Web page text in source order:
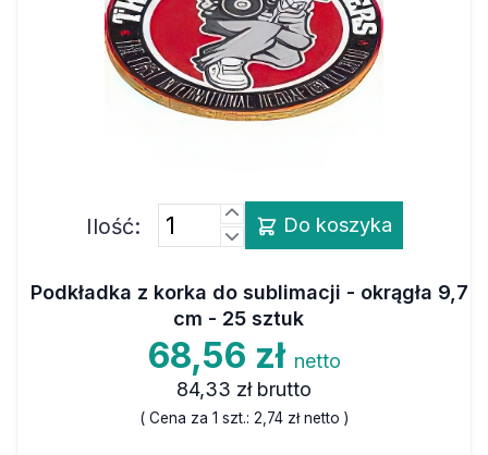
Ilość: Do koszyka
Podkładka z korka do sublimacji - okrągła 9,7
cm - 25 sztuk
68,56 zł netto
84,33 zł brutto
( Cena za 1 szt.: 2,74 złnetto )